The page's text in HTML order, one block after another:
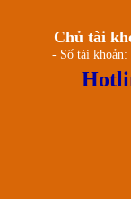
Chủ tài
- Số tài